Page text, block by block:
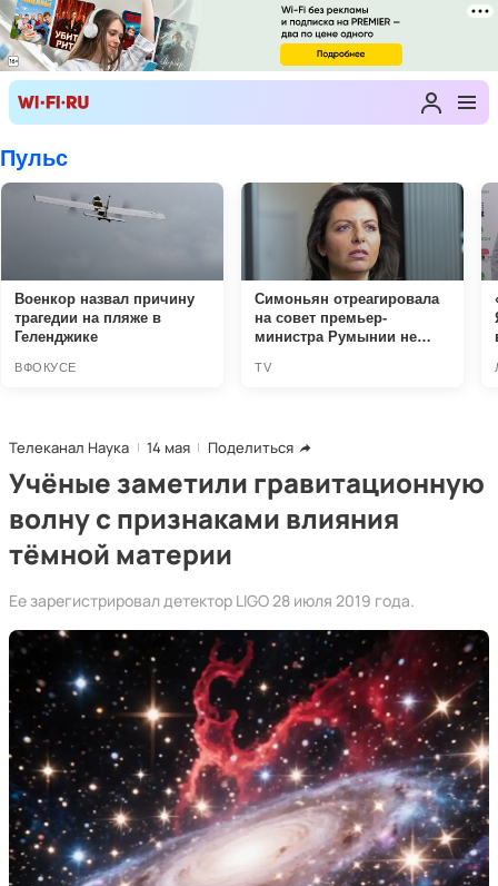
Телеканал Наука 14 мая Поделиться
Учёные заметили гравитационную
волну с признаками влияния
тёмной материи
Ее зарегистрировал детектор LIGO 28 июля 2019 года.